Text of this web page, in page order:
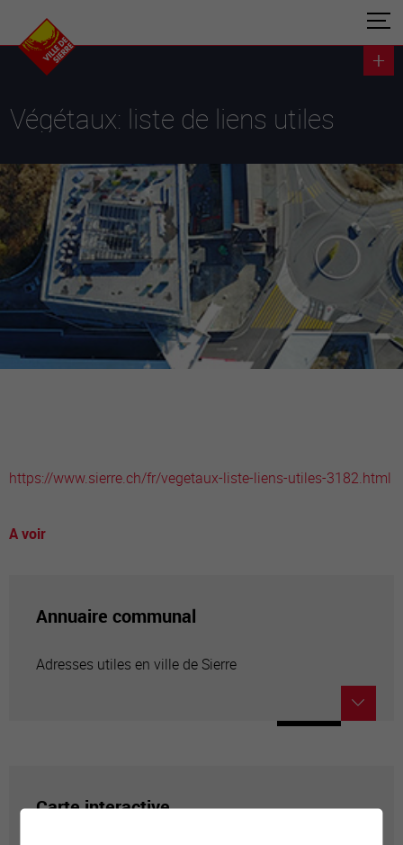
Végétaux: liste de liens utiles
https://www.sierre.ch/fr/vegetaux-liste-liens-utiles-3182.html
A voir
Annuaire communal
Adresses utiles en ville de Sierre
Carte interactive